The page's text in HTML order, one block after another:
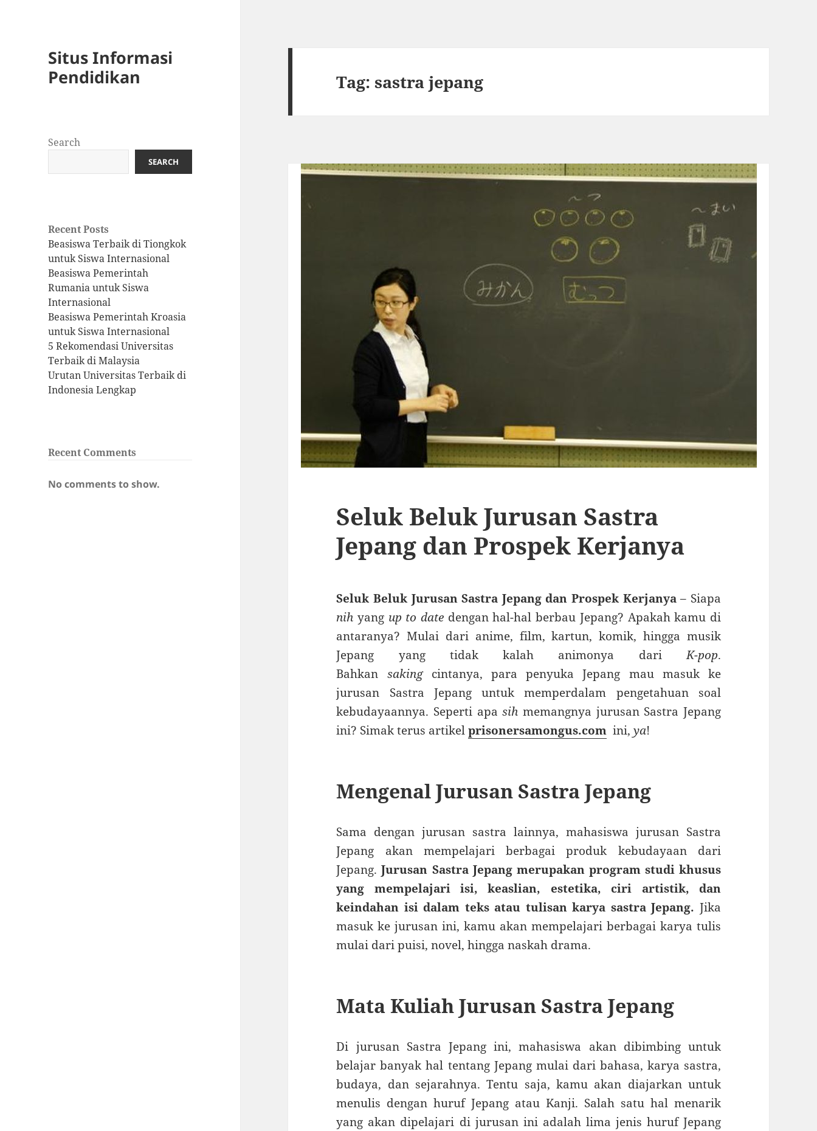
Situs Informasi
Pendidikan
Search
SEARCH
Recent Posts
Beasiswa Terbaik di Tiongkok
untuk Siswa Internasional
Beasiswa Pemerintah
Rumania untuk Siswa
Internasional
Beasiswa Pemerintah Kroasia
untuk Siswa Internasional
5 Rekomendasi Universitas
Terbaik di Malaysia
Urutan Universitas Terbaik di
Indonesia Lengkap
Recent Comments
No comments to show.
Tag:sastra jepang
Seluk Beluk Jurusan Sastra
Jepang dan Prospek Kerjanya
Seluk Beluk Jurusan Sastra Jepang dan Prospek Kerjanya– Siapa
nih yang up to date dengan hal-hal berbau Jepang? Apakah kamu di
antaranya? Mulai dari anime, film, kartun, komik, hingga musik
Jepang yang tidak kalah animonya dariK-pop.
Bahkan sakingcintanya, para penyuka Jepang mau masuk ke
jurusan Sastra Jepang untuk memperdalam pengetahuan soal
kebudayaannya. Seperti apasih memangnya jurusan Sastra Jepang
ini? Simak terus artikelprisonersamongus.com ini,ya!
Mengenal Jurusan Sastra Jepang
Sama dengan jurusan sastra lainnya, mahasiswa jurusan Sastra
Jepang akan mempelajari berbagai produk kebudayaan dari
Jepang.Jurusan Sastra Jepang merupakan program studi khusus
yang mempelajari isi, keaslian, estetika, ciri artistik, dan
keindahan isi dalam teks atau tulisan karya sastra Jepang. Jika
masuk ke jurusan ini, kamu akan mempelajari berbagai karya tulis
mulai dari puisi, novel, hingga naskah drama.
Mata Kuliah Jurusan Sastra Jepang
Di jurusan Sastra Jepang ini, mahasiswa akan dibimbing untuk
belajar banyak hal tentang Jepang mulai dari bahasa, karya sastra,
budaya, dan sejarahnya. Tentu saja, kamu akan diajarkan untuk
menulis dengan huruf Jepang atau Kanji. Salah satu hal menarik
yang akan dipelajari di jurusan ini adalah lima jenis huruf Jepang